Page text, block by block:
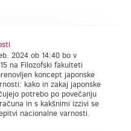
2024 ob 14:40 bo v
na Filozofski fakulteti
koncept japonske
kako in zakaj japonske
potrebo po povečanju
in s kakšnimi izzivi se
nacionalne varnosti.